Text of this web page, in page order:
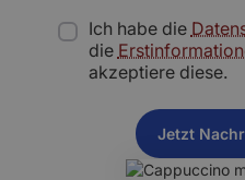
Ich habe die
die
akzeptiere diese.